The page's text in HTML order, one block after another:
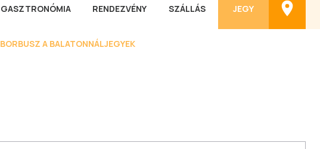
GASZTRONÓMIA RENDEZVÉNY SZÁLLÁS JEGY
BORBUSZ A BALATONNÁLJEGYEK